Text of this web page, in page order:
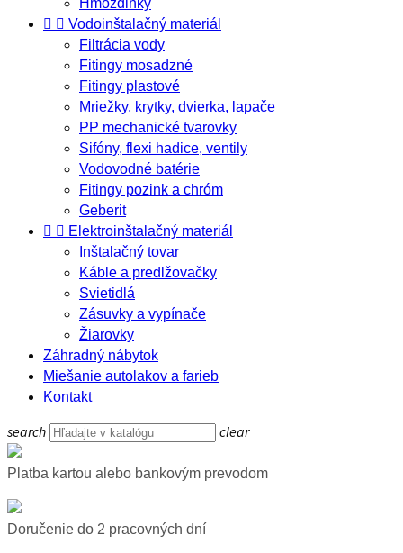
Hmoždinky
  Vodoinštalačný materiál
Filtrácia vody
Fitingy mosadzné
Fitingy plastové
Mriežky, krytky, dvierka, lapače
PP mechanické tvarovky
Sifóny, flexi hadice, ventily
Vodovodné batérie
Fitingy pozink a chróm
Geberit
  Elektroinštalačný materiál
Inštalačný tovar
Káble a predlžovačky
Svietidlá
Zásuvky a vypínače
Žiarovky
Záhradný nábytok
Miešanie autolakov a farieb
Kontakt
search clear
Platba kartou alebo bankovým prevodom
Doručenie do 2 pracovných dní